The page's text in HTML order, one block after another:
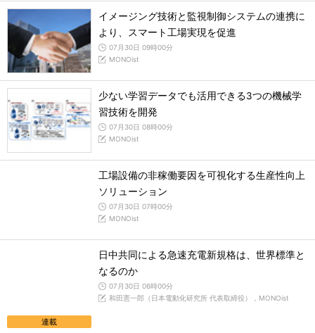
イメージング技術と監視制御システムの連携に
より、スマート工場実現を促進
07月30日 09時00分
MONOist
少ない学習データでも活用できる3つの機械学
習技術を開発
07月30日 08時00分
MONOist
工場設備の非稼働要因を可視化する生産性向上
ソリューション
07月30日 07時00分
MONOist
連載
日中共同による急速充電新規格は、世界標準と
なるのか
07月30日 06時00分
和田憲一郎（日本電動化研究所 代表取締役），MONOist